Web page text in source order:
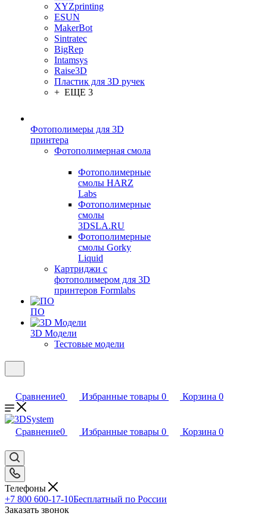
XYZprinting
ESUN
MakerBot
Sintratec
BigRep
Intamsys
Raise3D
Пластик для 3D ручек
+ ЕЩЕ 3
Фотополимеры для 3D
принтера
Фотополимерная смола
Фотополимерные
смолы HARZ
Labs
Фотополимерные
смолы
3DSLA.RU
Фотополимерные
смолы Gorky
Liquid
Картриджи с
фотополимером для 3D
принтеров Formlabs
ПО
3D Модели
Тестовые модели
Сравнение0 Избранные товары 0 Корзина 0
Сравнение0 Избранные товары 0 Корзина 0
Телефоны
+7 800 600-17-10Бесплатный по России
Заказать звонок